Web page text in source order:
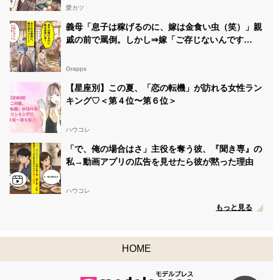
愛カツ
義母「息子は稼げるのに、嫁は金食い虫（笑）」親
戚の前で罵倒。しかし⇒嫁「ご存じないんです
Grapps
【星座別】この夏、「恋の転機」が訪れる女性ラン
キング♡＜第４位〜第６位＞
ハウコレ
「で、俺の場合はさ」主役を奪う彼、『聞き専』の
私→動画アプリの広告を見せたら彼が黙った理由
ハウコレ
もっと見る
HOME